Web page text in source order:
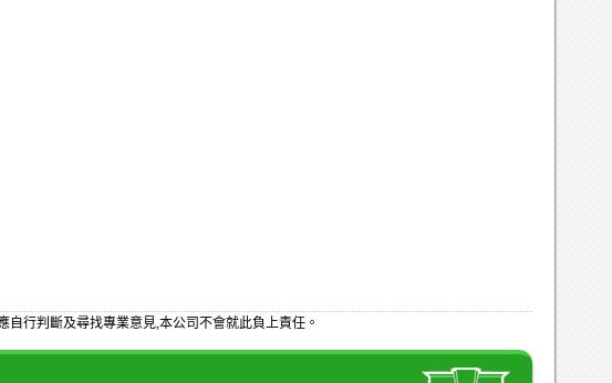
行判斷及尋找專業意見,本公司不會就此負上責任。